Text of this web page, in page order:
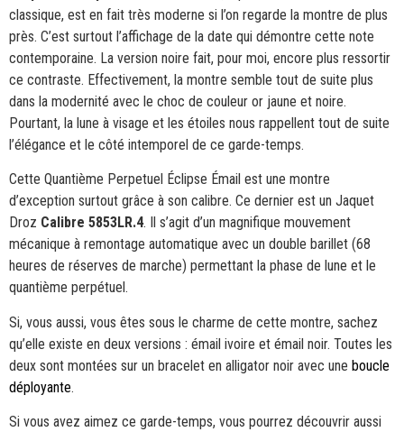
classique, est en fait très moderne si l’on regarde la montre de plus
près. C’est surtout l’affichage de la date qui démontre cette note
contemporaine. La version noire fait, pour moi, encore plus ressortir
ce contraste. Effectivement, la montre semble tout de suite plus
dans la modernité avec le choc de couleur or jaune et noire.
Pourtant, la lune à visage et les étoiles nous rappellent tout de suite
l’élégance et le côté intemporel de ce garde-temps.
Cette Quantième Perpetuel Éclipse Émail est une montre
d’exception surtout grâce à son calibre. Ce dernier est un Jaquet
Droz Calibre 5853LR.4. Il s’agit d’un magnifique mouvement
mécanique à remontage automatique avec un double barillet (68
heures de réserves de marche) permettant la phase de lune et le
quantième perpétuel.
Si, vous aussi, vous êtes sous le charme de cette montre, sachez
qu’elle existe en deux versions : émail ivoire et émail noir. Toutes les
deux sont montées sur un bracelet en alligator noir avec une boucle
déployante.
Si vous avez aimez ce garde-temps, vous pourrez découvrir aussi